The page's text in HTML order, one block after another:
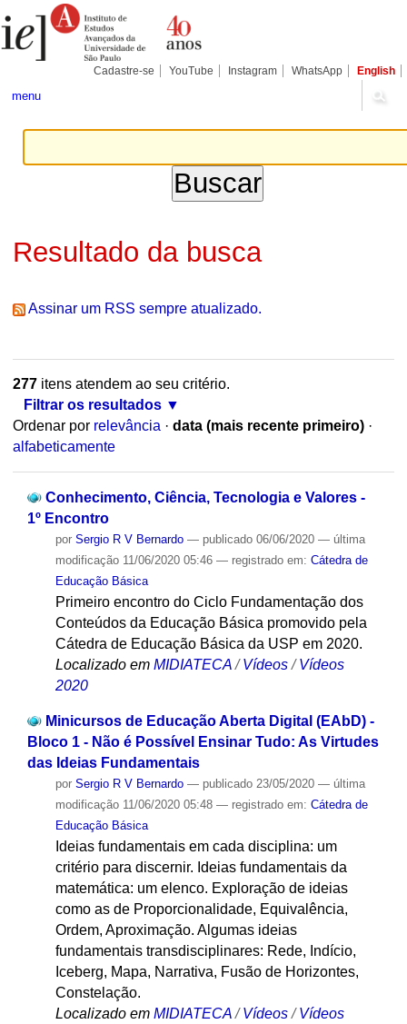
para
conteúdo.
Pessoais
Cadastre-se YouTube Instagram WhatsApp English
menu
Resultado da busca
Assinar um RSS sempre atualizado.
277itens atendem ao seu critério.
Filtrar os resultados
Ordenar por relevância · data (mais recente primeiro) ·
alfabeticamente
Conhecimento, Ciência, Tecnologia e Valores -
1º Encontro
por Sergio R V Bernardo — publicado06/06/2020 — última
modificação11/06/2020 05:46 — registrado em: Cátedra de
Educação Básica
Primeiro encontro do Ciclo Fundamentação dos
Conteúdos da Educação Básica promovido pela
Cátedra de Educação Básica da USP em 2020.
Localizado em MIDIATECA /Vídeos /Vídeos
2020
Minicursos de Educação Aberta Digital (EAbD) -
Bloco 1 - Não é Possível Ensinar Tudo: As Virtudes
das Ideias Fundamentais
por Sergio R V Bernardo — publicado23/05/2020 — última
modificação11/06/2020 05:48 — registrado em: Cátedra de
Educação Básica
Ideias fundamentais em cada disciplina: um
critério para discernir. Ideias fundamentais da
matemática: um elenco. Exploração de ideias
como as de Proporcionalidade, Equivalência,
Ordem, Aproximação. Algumas ideias
fundamentais transdisciplinares: Rede, Indício,
Iceberg, Mapa, Narrativa, Fusão de Horizontes,
Constelação.
Localizado em MIDIATECA /Vídeos /Vídeos